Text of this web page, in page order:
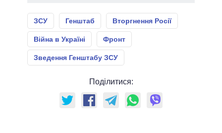
ЗСУ Генштаб Вторгнення Росії
Війна в Україні Фронт
Зведення Генштабу ЗСУ
Поділитися: